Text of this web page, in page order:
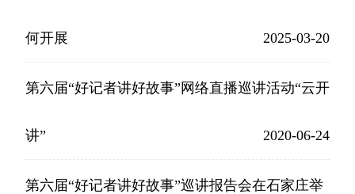
何开展 2025-03-20
第六届“好记者讲好故事”网络直播巡讲活动“云开
讲” 2020-06-24
第六届“好记者讲好故事”巡讲报告会在石家庄举